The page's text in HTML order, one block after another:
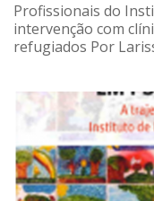
Profissionais do
intervenção com
refugiados Por